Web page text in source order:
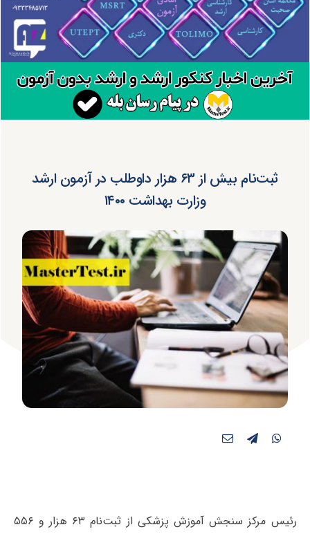
ثبت‌نام بیش از ۶۳ هزار داوطلب در آزمون ارشد
وزارت بهداشت ۱۴۰۰
رئیس مرکز سنجش آموزش پزشکی از ثبت‌نام ۶۳ هزار و ۵۵۶